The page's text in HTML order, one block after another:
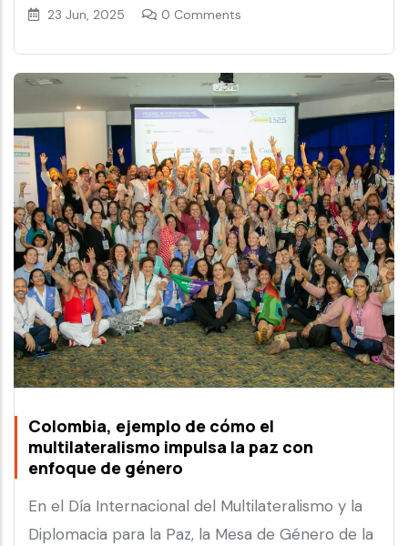
23 Jun, 2025 0 Comments
Colombia, ejemplo de cómo el
multilateralismo impulsa la paz con
enfoque de género
En el Día Internacional del Multilateralismo y la
Diplomacia para la Paz, la Mesa de Género de la